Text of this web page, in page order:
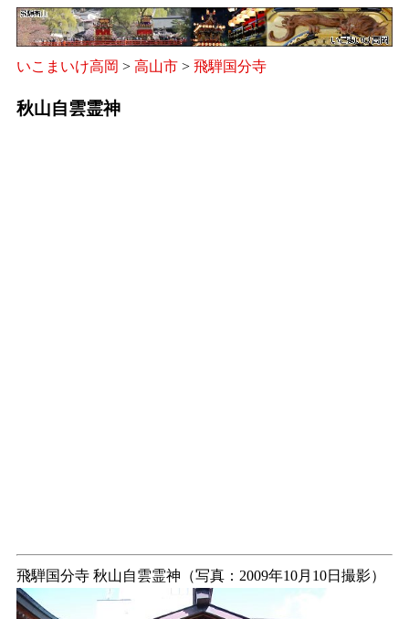
いこまいけ高岡 > 高山市 > 飛騨国分寺
秋山自雲霊神
飛騨国分寺 秋山自雲霊神（写真：2009年10月10日撮影）